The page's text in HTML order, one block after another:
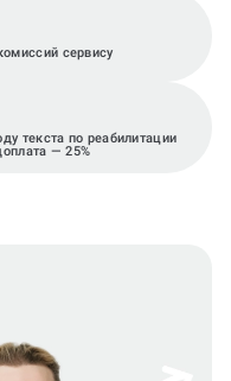
сервису
текста по реабилитации
— 25%